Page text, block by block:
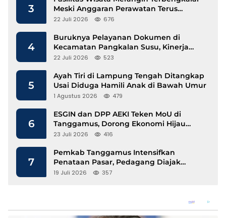
3
Meski Anggaran Perawatan Terus
Mengalir
22 Juli 2026 676
4
Buruknya Pelayanan Dokumen di
Kecamatan Pangkalan Susu, Kinerja
Disdukcapil Langkat Disorot
22 Juli 2026 523
5
Ayah Tiri di Lampung Tengah Ditangkap
Usai Diduga Hamili Anak di Bawah Umur
1 Agustus 2026 479
6
ESGIN dan DPP AEKI Teken MoU di
Tanggamus, Dorong Ekonomi Hijau
Berbasis Kopi dan Perdagangan Karbon
23 Juli 2026 416
7
Pemkab Tanggamus Intensifkan
Penataan Pasar, Pedagang Diajak
Tempati Pasar Modern Talang Padang
19 Juli 2026 357